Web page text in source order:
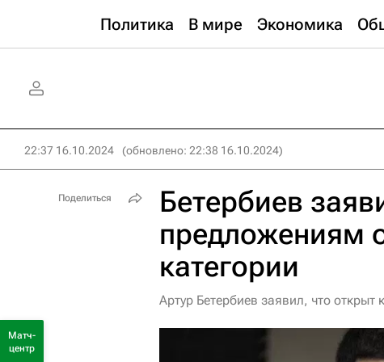
Политика В мире Экономика
22:37 16.10.2024 (обновлено: 22:38 16.10.2024)
Бетербиев
предложениям
категории
Артур Бетербиев заявил, что
Поделиться
Матч-
центр